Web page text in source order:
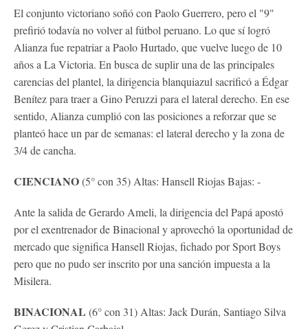
El conjunto victoriano soñó con Paolo Guerrero, pero el "9"
prefirió todavía no volver al fútbol peruano. Lo que sí logró
Alianza fue repatriar a Paolo Hurtado, que vuelve luego de 10
años a La Victoria. En busca de suplir una de las principales
carencias del plantel, la dirigencia blanquiazul sacrificó a Édgar
Benítez para traer a Gino Peruzzi para el lateral derecho. En ese
sentido, Alianza cumplió con las posiciones a reforzar que se
planteó hace un par de semanas: el lateral derecho y la zona de
3/4 de cancha.
CIENCIANO(5° con 35) Altas: Hansell Riojas Bajas: -
Ante la salida de Gerardo Ameli, la dirigencia del Papá apostó
por el exentrenador de Binacional y aprovechó la oportunidad de
mercado que significa Hansell Riojas, fichado por Sport Boys
pero que no pudo ser inscrito por una sanción impuesta a la
Misilera.
BINACIONAL (6° con 31) Altas: Jack Durán, Santiago Silva